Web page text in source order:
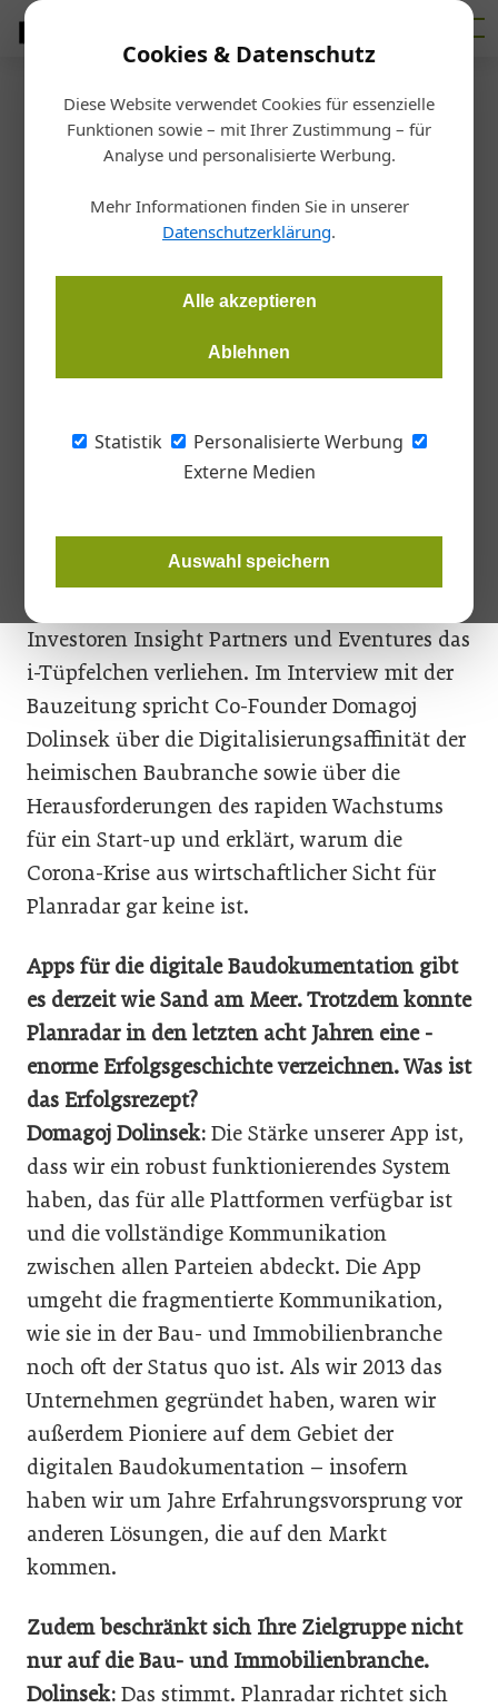
Cookies & Datenschutz
Diese Website verwendet Cookies für essenzielle
Funktionen sowie – mit Ihrer Zustimmung – für
Analyse und personalisierte Werbung.
Mehr Informationen finden Sie in unserer
Datenschutzerklärung.
Alle akzeptieren
Ablehnen
Statistik
Personalisierte Werbung
Externe Medien
Auswahl speichern
Startseite /Markt
Planradar: Start-up auf
Wachstumskurs
Planradar-Gründer Domagoj Dolinsek im Interview.
Planradar – eine App für Baudokumentation,
Aufgaben- und Mängelmanagement – den
Beginn diesen Jahres wurde der
Erfolgsgeschichte mit einem 30 Millionen
Investoren Insight Partners und Eventures das
i-Tüpfelchen verliehen. Im Interview mit der
Bauzeitung spricht Co-Founder Domagoj
Dolinsek über die Digitalisierungsaffinität der
heimischen Baubranche sowie über die
Herausforderungen des rapiden Wachstums
für ein Start-up und erklärt, warum die
Corona-Krise aus wirtschaftlicher Sicht für
Planradar gar keine ist.
Apps für die digitale Baudokumentation gibt
es derzeit wie Sand am Meer. Trotzdem konnte
Planradar in den letzten acht Jahren eine ­
enorme Erfolgsgeschichte verzeichnen. Was ist
das Erfolgsrezept?
Domagoj Dolinsek: Die Stärke unserer App ist,
dass wir ein robust funktionierendes System
haben, das für alle Plattformen verfügbar ist
und die vollständige Kommunikation
zwischen allen Parteien abdeckt. Die App
umgeht die fragmentierte Kommunikation,
wie sie in der Bau- und Immobilienbranche
noch oft der Status quo ist. Als wir 2013 das
Unternehmen gegründet haben, waren wir
außerdem Pioniere auf dem Gebiet der
digitalen Baudokumentation – insofern
haben wir um Jahre Erfahrungsvorsprung vor
anderen Lösungen, die auf den Markt
kommen.
Zudem beschränkt sich Ihre Zielgruppe nicht
nur auf die Bau- und Immobilienbranche.
Dolinsek: Das stimmt. Planradar richtet sich